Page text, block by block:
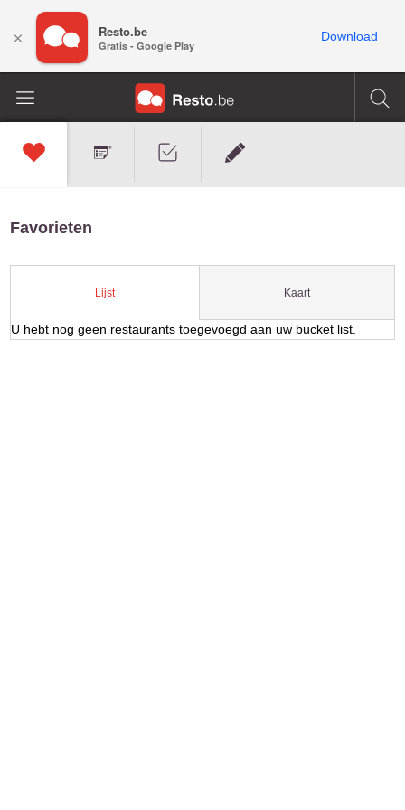
Favorieten
Lijst Kaart
U hebt nog geen restaurants toegevoegd aan uw bucket list.
× Resto.be
Gratis - Google Play
Download